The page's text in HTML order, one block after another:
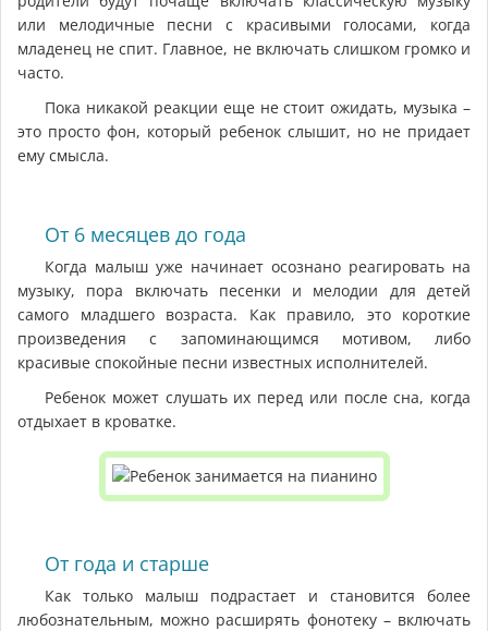
или мелодичные песни с красивыми голосами, когда
младенец не спит. Главное, не включать слишком громко и
часто.
Пока никакой реакции еще не стоит ожидать, музыка –
это просто фон, который ребенок слышит, но не придает
ему смысла.
От 6 месяцев до года
Когда малыш уже начинает осознано реагировать на
музыку, пора включать песенки и мелодии для детей
самого младшего возраста. Как правило, это короткие
произведения с запоминающимся мотивом, либо
красивые спокойные песни известных исполнителей.
Ребенок может слушать их перед или после сна, когда
отдыхает в кроватке.
От года и старше
Как только малыш подрастает и становится более
любознательным, можно расширять фонотеку – включать